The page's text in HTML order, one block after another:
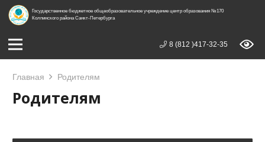
Государственное бюджетное общеобразовательное учреждение центр образования №170
Колпинского района Санкт-Петербурга
8 (812 )417-32-35
Главная Родителям
Родителям